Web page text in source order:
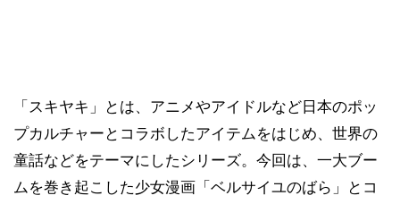
「スキヤキ」とは、アニメやアイドルなど日本のポッ
プカルチャーとコラボしたアイテムをはじめ、世界の
童話などをテーマにしたシリーズ。今回は、一大ブー
ムを巻き起こした少女漫画「ベルサイユのばら」とコ